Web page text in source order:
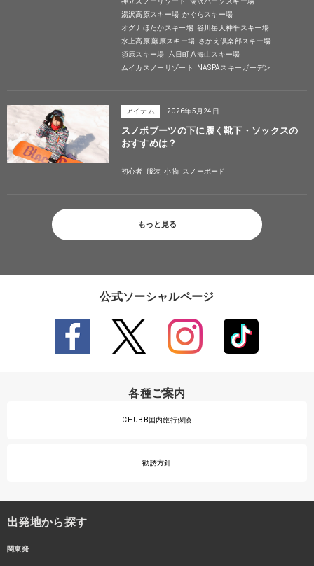
湯沢高原スキー場 かぐらスキー場
オグナほたかスキー場 谷川岳天神平スキー場
水上高原 藤原スキー場 さかえ倶楽部スキー場
須原スキー場 六日町八海山スキー場
ムイカスノーリゾート
NASPAスキーガーデン
アイテム 2026年5月24日
スノボブーツの下に履く靴下・ソックスの
おすすめは？
初心者 服装 小物 スノーボード
もっと見る
公式ソーシャルページ
各種ご案内
CHUBB国内旅行保険
勧誘方針
出発地から探す
関東発